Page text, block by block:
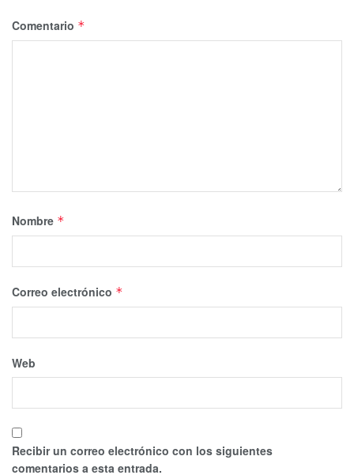
Comentario *
Nombre *
Correo electrónico *
Web
Recibir un correo electrónico con los siguientes
comentarios a esta entrada.